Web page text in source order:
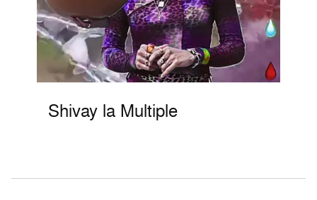
Shivay la Multiple